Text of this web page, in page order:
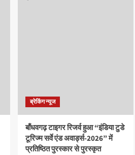
ब्रेकिंग न्यूज
बाँधवगढ़ टाइगर रिजर्व हुआ “इंडिया टुडे
टूरिज्म सर्वे एंड अवार्ड्स-2026” में
प्रतिष्ठित पुरस्कार से पुरस्कृत